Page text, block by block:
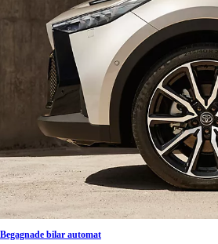
Begagnade bilar automat